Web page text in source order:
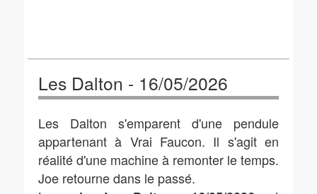
Les Dalton - 16/05/2026
Les Dalton s'emparent d'une pendule
appartenant à Vrai Faucon. Il s'agit en
réalité d'une machine à remonter le temps.
Joe retourne dans le passé.